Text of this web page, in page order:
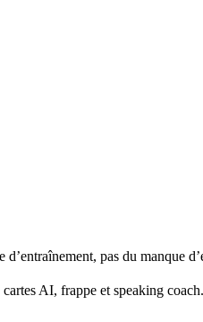
pas du manque
AI, frappe et speaking coach.